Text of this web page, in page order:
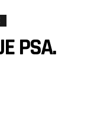
PSA.